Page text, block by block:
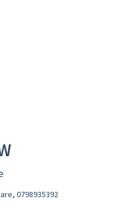
, 0798935392